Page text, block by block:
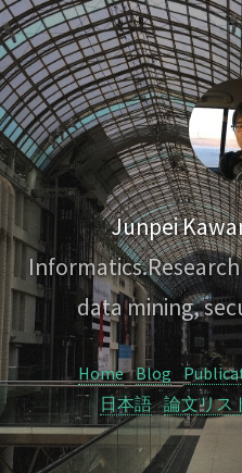
Junpei
Informatics.
data mining,
Home Blog
日本語 論文リス